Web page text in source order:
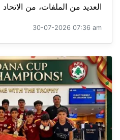
العديد من الملفات، من الاتحاد
30-07-2026 07:36 am